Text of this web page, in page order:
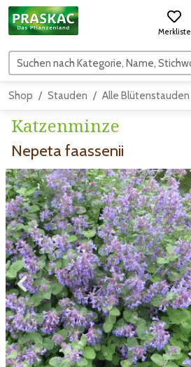
Merkliste
Shop Stauden Alle Blütenstauden
Katzenminze
Nepeta faassenii
Zum vorigen Bild